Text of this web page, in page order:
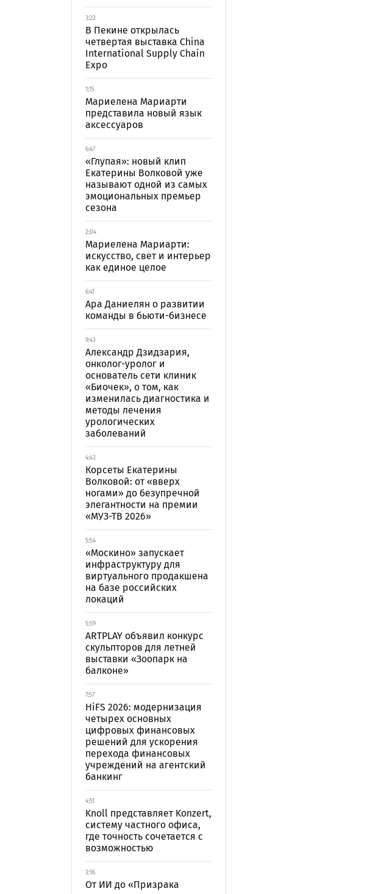
3:22
В Пекине открылась
четвертая выставка China
International Supply Chain
Expo
1:15
Мариелена Мариарти
представила новый язык
аксессуаров
6:47
«Глупая»: новый клип
Екатерины Волковой уже
называют одной из самых
эмоциональных премьер
сезона
2:04
Мариелена Мариарти:
искусство, свет и интерьер
как единое целое
6:41
Ара Даниелян о развитии
команды в бьюти-бизнесе
9:43
Александр Дзидзария,
онколог-уролог и
основатель сети клиник
«Биочек», о том, как
изменилась диагностика и
методы лечения
урологических
заболеваний
4:43
Корсеты Екатерины
Волковой: от «вверх
ногами» до безупречной
элегантности на премии
«МУЗ-ТВ 2026»
5:54
«Москино» запускает
инфраструктуру для
виртуального продакшена
на базе российских
локаций
5:59
ARTPLAY объявил конкурс
скульпторов для летней
выставки «Зоопарк на
балконе»
7:57
HiFS 2026: модернизация
четырех основных
цифровых финансовых
решений для ускорения
перехода финансовых
учреждений на агентский
банкинг
4:51
Knoll представляет Konzert,
систему частного офиса,
где точность сочетается с
возможностью
3:16
От ИИ до «Призрака